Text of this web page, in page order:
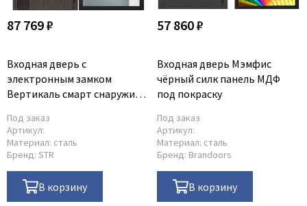
87 769 ₽
Входная дверь с
электронным замком
Вертикаль смарт снаружи
морёный внутри панель с
зеркалом оптима макси
Под заказ
Артикул:
Материал: сталь
Бренд: STR
В корзину
57 860 ₽
Входная дверь Мэмфис
чёрный силк панель МДФ
под покраску
Под заказ
Артикул:
Материал: сталь
Бренд: Brandoors
В корзину